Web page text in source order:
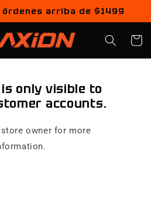
arriba de $1499
Carrito
only visible to
accounts.
owner for more